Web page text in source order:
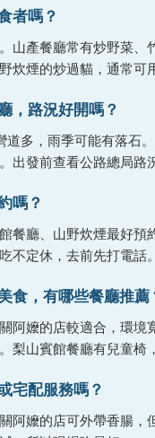
者嗎？
山產餐廳常有炒野菜
炊煙的炒過貓，通常可
，路況好開嗎？
道多，雨季可能有落石
出發前查看公路總局路
嗎？
餐廳、山野炊煙最好
不定休，去前先打電話。
食，有哪些餐廳推薦
阿嬤的店較適合，環境
梨山賓館餐廳有兒童椅
宅配服務嗎？
阿嬤的店可外帶香腸